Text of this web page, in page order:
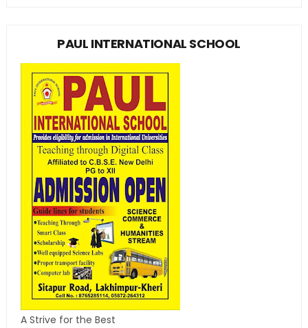
PAUL INTERNATIONAL SCHOOL
A Strive for the Best